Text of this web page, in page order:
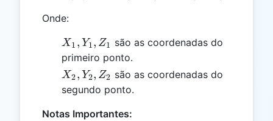
Onde:
X₁,
Y₁,
Z₁
X1 , Y1, Z1 são as coordenadas do
primeiro ponto.
X₂,
Y₂,
X2, Y2, Z2 são as coordenadas do
segundo ponto.
Notas Importantes: